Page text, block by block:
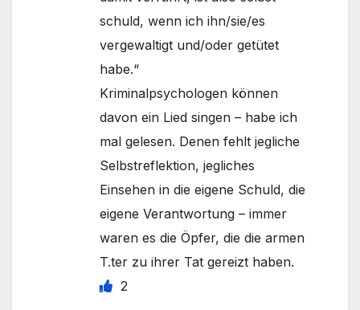
schuld, wenn ich ihn/sie/es
vergewaltigt und/oder getütet
habe.“
Kriminalpsychologen können
davon ein Lied singen – habe ich
mal gelesen. Denen fehlt jegliche
Selbstreflektion, jegliches
Einsehen in die eigene Schuld, die
eigene Verantwortung – immer
waren es die Öpfer, die die armen
T.ter zu ihrer Tat gereizt haben.
2